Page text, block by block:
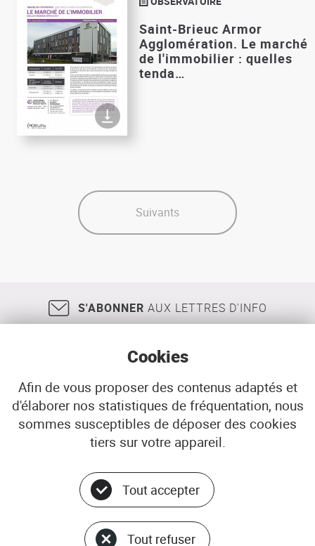
Saint-Brieuc Armor
Agglomération. Le marché
de l'immobilier : quelles
tenda…
Suivants
S'ABONNER AUX LETTRES D'INFO
18, rue Jean Jaurès 29200 BREST
02 98 33 51 71
CONTACT
© ADEUPa
PLAN DU SITE
Cookies
Afin de vous proposer des contenus adaptés et
d'élaborer nos statistiques de fréquentation, nous
sommes susceptibles de déposer des cookies
tiers sur votre appareil.
Tout accepter
Tout refuser